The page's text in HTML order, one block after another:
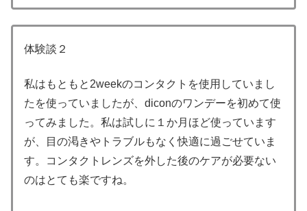
体験談２
私はもともと2weekのコンタクトを使用していまし
たを使っていましたが、diconのワンデーを初めて使
ってみました。私は試しに１か月ほど使っています
が、目の渇きやトラブルもなく快適に過ごせていま
す。コンタクトレンズを外した後のケアが必要ない
のはとても楽ですね。